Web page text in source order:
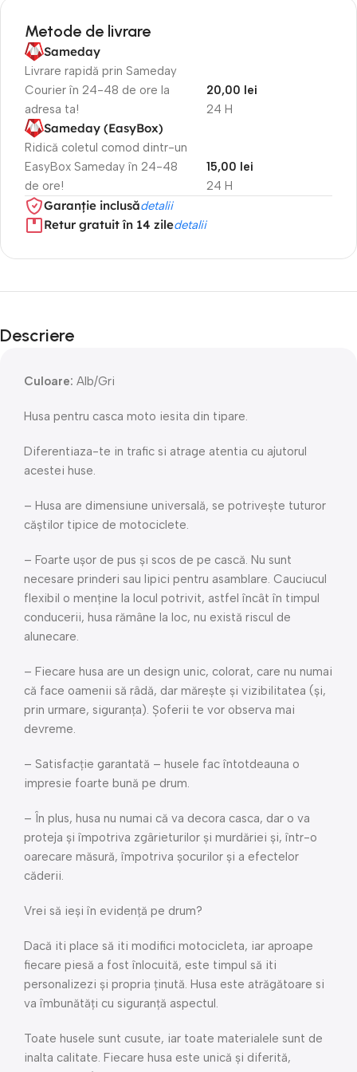
Metode de livrare
Sameday
Livrare rapidă prin Sameday
Courier în 24-48 de ore la
adresa ta!
24 H
20,00 lei
Sameday (EasyBox)
Ridică coletul comod dintr-un
EasyBox Sameday în 24-48
de ore!
24 H
15,00 lei
Garanție inclusădetalii
Retur gratuit în 14 ziledetalii
Descriere
Culoare: Alb/Gri
Husa pentru casca moto iesita din tipare.
Diferentiaza-te in trafic si atrage atentia cu ajutorul
acestei huse.
– Husa are dimensiune universală, se potrivește tuturor
căștilor tipice de motociclete.
– Foarte ușor de pus și scos de pe cască. Nu sunt
necesare prinderi sau lipici pentru asamblare. Cauciucul
flexibil o menține la locul potrivit, astfel încât în ​​timpul
conducerii, husa rămâne la loc, nu există riscul de
alunecare.
– Fiecare husa are un design unic, colorat, care nu numai
că face oamenii să râdă, dar mărește și vizibilitatea (și,
prin urmare, siguranța). Șoferii te vor observa mai
devreme.
– Satisfacție garantată – husele fac întotdeauna o
impresie foarte bună pe drum.
– În plus, husa nu numai că va decora casca, dar o va
proteja și împotriva zgârieturilor și murdăriei și, într-o
oarecare măsură, împotriva șocurilor și a efectelor
căderii.
Vrei să ieși în evidență pe drum?
Dacă iti place să iti modifici motocicleta, iar aproape
fiecare piesă a fost înlocuită, este timpul să iti
personalizezi și propria ținută. Husa este atrăgătoare si
va îmbunătăți cu siguranță aspectul.
Toate husele sunt cusute, iar toate materialele sunt de
inalta calitate. Fiecare husa este unică și diferită,